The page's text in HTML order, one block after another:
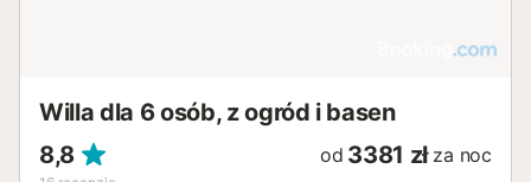
Willa dla 6 osób, z ogród i basen
8,8
od 3381 zł za noc